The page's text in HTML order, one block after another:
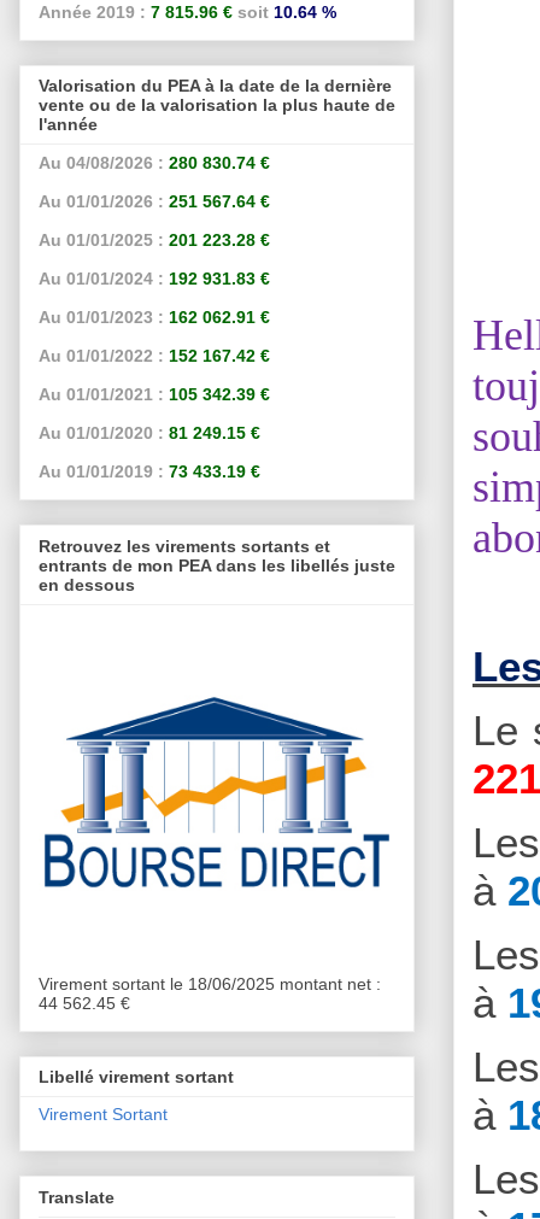
Le
à
à
à
Année 2019 : 7 815.96 € soit 10.64 %
Valorisation du PEA à la date de la dernière
vente ou de la valorisation la plus haute de
l'année
Au 04/08/2026 : 280 830.74 €
Au 01/01/2026 : 251 567.64 €
Au 01/01/2025 : 201 223.28 €
Au 01/01/2024 : 192 931.83 €
Au 01/01/2023 : 162 062.91 €
Au 01/01/2022 : 152 167.42 €
Au 01/01/2021 : 105 342.39 €
Au 01/01/2020 : 81 249.15 €
Au 01/01/2019 : 73 433.19 €
Retrouvez les virements sortants et
entrants de mon PEA dans les libellés juste
en dessous
Virement sortant le 18/06/2025 montant net :
44 562.45 €
Libellé virement sortant
Virement Sortant
Translate